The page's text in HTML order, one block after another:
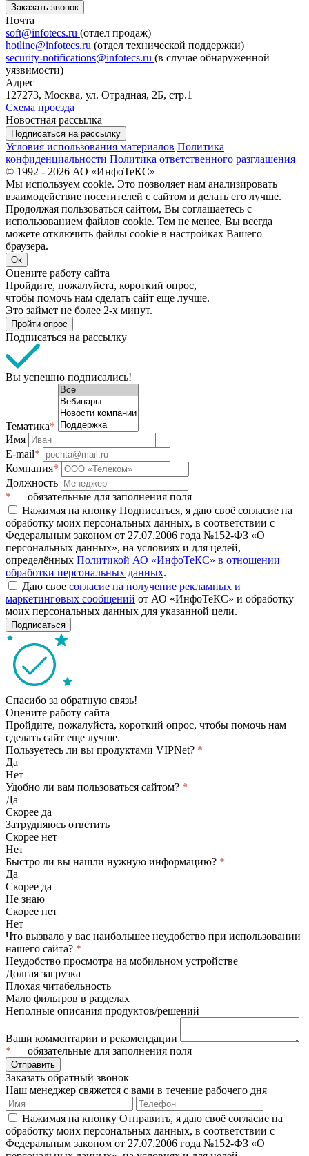
Заказать звонок
Почта
soft@infotecs.ru (отдел продаж)
hotline@infotecs.ru (отдел технической поддержки)
security-notifications@infotecs.ru (в случае обнаруженной
уязвимости)
Адрес
127273, Москва, ул. Отрадная, 2Б, стр.1
Схема проезда
Новостная рассылка
Подписаться на рассылку
Условия использования материалов Политика
конфиденциальности Политика ответственного разглашения
© 1992 - 2026 АО «ИнфоТеКС»
Мы используем cookie. Это позволяет нам анализировать
взаимодействие посетителей с сайтом и делать его лучше.
Продолжая пользоваться сайтом, Вы соглашаетесь с
использованием файлов cookie. Тем не менее, Вы всегда
можете отключить файлы cookie в настройках Вашего
браузера.
Ок
Оцените работу сайта
Пройдите, пожалуйста, короткий опрос,
чтобы помочь нам сделать сайт еще лучше.
Это займет не более 2-х минут.
Пройти опрос
Подписаться на рассылку
Вы успешно подписались!
Тематика*
Имя
E-mail*
Компания*
Должность
* — обязательные для заполнения поля
Нажимая на кнопку Подписаться, я даю своё согласие на
обработку моих персональных данных, в соответствии с
Федеральным законом от 27.07.2006 года №152-ФЗ «О
персональных данных», на условиях и для целей,
определённых Политикой АО «ИнфоТеКС» в отношении
обработки персональных данных.
Даю свое согласие на получение рекламных и
маркетинговых сообщений от АО «ИнфоТеКС» и обработку
моих персональных данных для указанной цели.
Подписаться
Спасибо за обратную связь!
Оцените работу сайта
Пройдите, пожалуйста, короткий опрос, чтобы помочь нам
сделать сайт еще лучше.
Пользуетесь ли вы продуктами VIPNet? *
Да
Нет
Удобно ли вам пользоваться сайтом? *
Да
Скорее да
Затрудняюсь ответить
Скорее нет
Нет
Быстро ли вы нашли нужную информацию? *
Да
Скорее да
Не знаю
Скорее нет
Нет
Что вызвало у вас наибольшее неудобство при использовании
нашего сайта? *
Неудобство просмотра на мобильном устройстве
Долгая загрузка
Плохая читабельность
Мало фильтров в разделах
Неполные описания продуктов/решений
Ваши комментарии и рекомендации
* — обязательные для заполнения поля
Отправить
Заказать обратный звонок
Наш менеджер свяжется с вами в течение рабочего дня
Нажимая на кнопку Отправить, я даю своё согласие на
обработку моих персональных данных, в соответствии с
Федеральным законом от 27.07.2006 года №152-ФЗ «О